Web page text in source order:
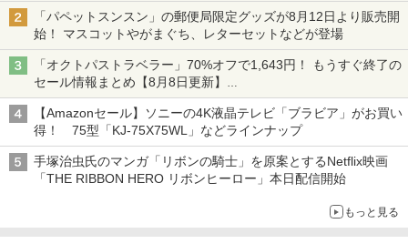
￥10,780
4
劇場版「鬼滅の刃」無限城編 第一章 猗
窩座再来 完全生産限定版 [Blu-ray]
￥8,698
『映画 ラブライブ！蓮ノ空女学院スクー
ルアイドルクラブ Bloom Garden Part
￥9,660
任天堂 ［Switch2］ Nintendo Switch2
Proコントローラー スイッチ2 プロコン
トローラー プロコン BEE-A-FSSKA
￥9,890
【特典】KINGDOM HEARTS Collectio
￥8,228
4
【特典】EA SPORTS FC 27 PS5版
(【先着購入封入特典】DLC引換コード)
￥8,329
￥330
【中古】ONE PIECE 海賊無双4
￥1,981
Switch2 ケース 即納 パステルカラー か
ゴールデンカムイ 第十五巻(初回限定版)
【Blu-ray】 [ 野田サトル ]
￥8,408
舞台「忍たま乱太郎」～みんなニコニ
コ、はい、どうぞ!の段～【Blu-ray】 [
「パペットスンスン」の郵便局限定グッズが8月12日より販売開
始！ マスコットやがまぐち、レターセットなどが登場
「オクトパストラベラー」70%オフで1,643円！ もうすぐ終了の
セール情報まとめ【8月8日更新】
ニンテンドーeショップでは「大神 絶景版」が67%オフで990円
【Amazonセール】ソニーの4K液晶テレビ「ブラビア」がお買い
得！ 75型「KJ-75X75WL」などラインナップ
手塚治虫氏のマンガ「リボンの騎士」を原案とするNetflix映画
「THE RIBBON HERO リボンヒーロー」本日配信開始
もっと見る